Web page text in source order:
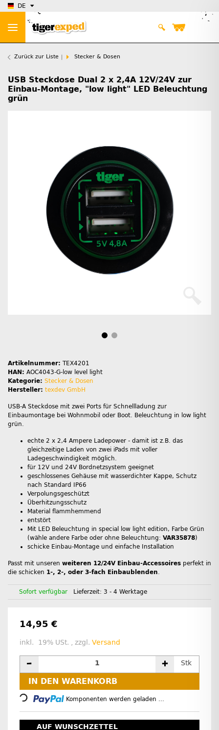
DE
Zurück zur Liste Stecker & Dosen
USB Steckdose Dual 2 x 2,4A 12V/24V zur
Einbau-Montage, "low light" LED Beleuchtung
grün
Artikelnummer: TEX4201
HAN: AOC4043-G-low level light
Kategorie: Stecker & Dosen
Hersteller: texdev GmbH
USB-A Steckdose mit zwei Ports für Schnellladung zur
Einbaumontage bei Wohnmobil oder Boot. Beleuchtung in low light
grün.
echte 2 x 2,4 Ampere Ladepower - damit ist z.B. das
gleichzeitige Laden von zwei iPads mit voller
Ladegeschwindigkeit möglich.
für 12V und 24V Bordnetzsystem geeignet
geschlossenes Gehäuse mit wasserdichter Kappe, Schutz
nach Standard IP66
Verpolungsgeschützt
Überhitzungsschutz
Material flammhemmend
entstört
Mit LED Beleuchtung in special low light edition, Farbe Grün
(wähle andere Farbe oder ohne Beleuchtung: VAR35878)
schicke Einbau-Montage und einfache Installation
Passt mit unseren weiteren 12/24V Einbau-Accessoires perfekt in
die schicken 1-, 2-, oder 3-fach Einbaublenden.
Sofort verfügbar Lieferzeit: 3 - 4 Werktage
14,95 €
inkl. 19% USt. , zzgl. Versand
Stk
IN DEN WARENKORB
Loading... Komponenten werden geladen ...
AUF WUNSCHZETTEL